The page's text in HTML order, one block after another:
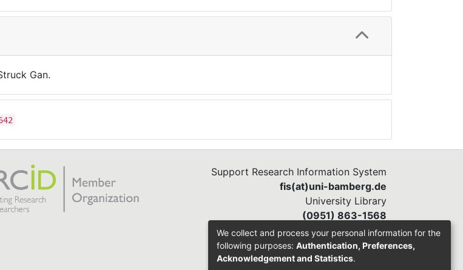
Gan.
Support Research Information System
fis(at)uni-bamberg.de
University Library
(0951) 863-1568
We collect and process your personal information for the
following purposes: Authentication, Preferences,
Acknowledgement and Statistics.